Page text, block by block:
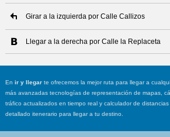
Girar a la izquierda por Calle Callizos
Llegar a la derecha por Calle la Replaceta
En ir y llegar te ofrecemos la mejor ruta para llegar a
más avanzadas tecnologías de representación de mapas,
tráfico actualizados en tiempo real y calculador de
detallado itenerario para llegar a tu destino.